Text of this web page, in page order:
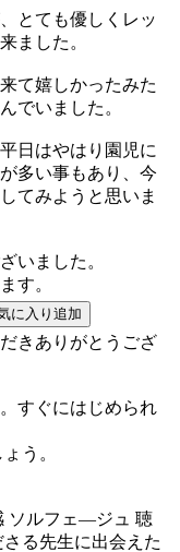
とても優しくレッ
ました。
て嬉しかったみた
でいました。
日はやはり園児に
多い事もあり、今
てみようと思いま
いました。
す。
きありがとうござ
すぐにはじめられ
う。
ソルフェ―ジュ 聴
る先生に出会えた